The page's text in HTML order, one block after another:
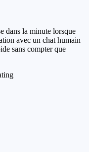
dans la minute lorsque
avec un chat humain
sans compter que